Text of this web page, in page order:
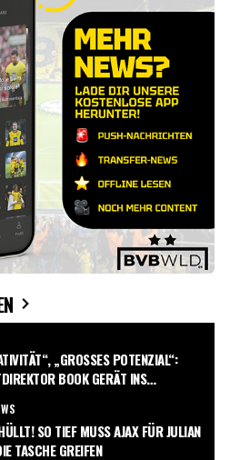
„GROSSES POTENZIAL“: B
BOOK GERÄT INS S
SO TIEF MUSS AJAX FÜR JULIAN
TASCHE GREIFEN